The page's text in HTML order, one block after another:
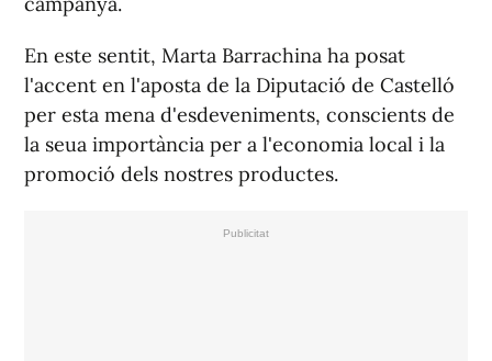
En este sentit, Marta Barrachina ha posat
l'accent en l'aposta de la Diputació de Castelló
per esta mena d'esdeveniments, conscients de
la seua importància per a l'economia local i la
promoció dels nostres productes.